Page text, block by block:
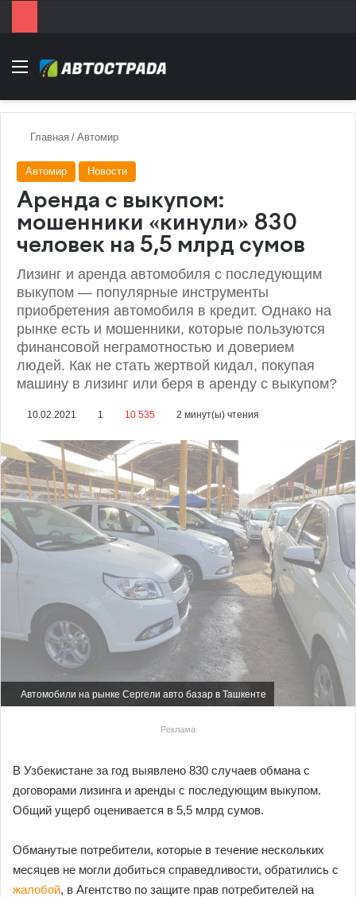
Menu
Главная / Автомир
Автомир Новости
Аренда с выкупом:
мошенники «кинули» 830
человек на 5,5 млрд сумов
Лизинг и аренда автомобиля с последующим
выкупом — популярные инструменты
приобретения автомобиля в кредит. Однако на
рынке есть и мошенники, которые пользуются
финансовой неграмотностью и доверием
людей. Как не стать жертвой кидал, покупая
машину в лизинг или беря в аренду с выкупом?
10.02.2021 1 10 535 2 минут(ы) чтения
Автомобили на рынке Сергели авто базар в Ташкенте
Реклама
В Узбекистане за год выявлено 830 случаев обмана с
договорами лизинга и аренды с последующим выкупом.
Общий ущерб оценивается в 5,5 млрд сумов.
Обманутые потребители, которые в течение нескольких
месяцев не могли добиться справедливости, обратились с
жалобой, в Агентство по защите прав потребителей на